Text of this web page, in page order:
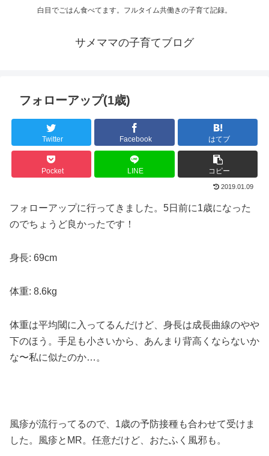
白目でごはん食べてます。フルタイム共働きの子育て記録。
サメママの子育てブログ
フォローアップ(1歳)
Twitter Facebook はてブ
Pocket LINE コピー
2019.01.09
フォローアップに行ってきました。5日前に1歳になった
のでちょうど良かったです！
身長: 69cm
体重: 8.6kg
体重は平均閾に入ってるんだけど、身長は成長曲線のやや
下のほう。手足も小さいから、あんまり背高くならないか
な〜私に似たのか…。
風疹が流行ってるので、1歳の予防接種も合わせて受けま
した。風疹とMR。任意だけど、おたふく風邪も。